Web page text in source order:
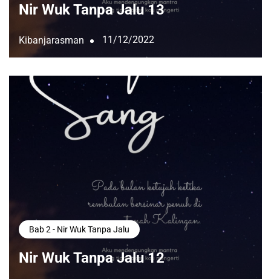
Nir Wuk Tanpa Jalu 13
Kibanjarasman 11/12/2022
Bab 2 - Nir Wuk Tanpa Jalu
Nir Wuk Tanpa Jalu 12